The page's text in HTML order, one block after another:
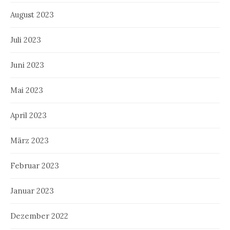
August 2023
Juli 2023
Juni 2023
Mai 2023
April 2023
März 2023
Februar 2023
Januar 2023
Dezember 2022